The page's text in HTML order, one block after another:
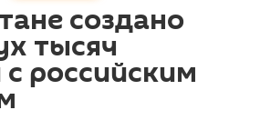
создано
тысяч
российским